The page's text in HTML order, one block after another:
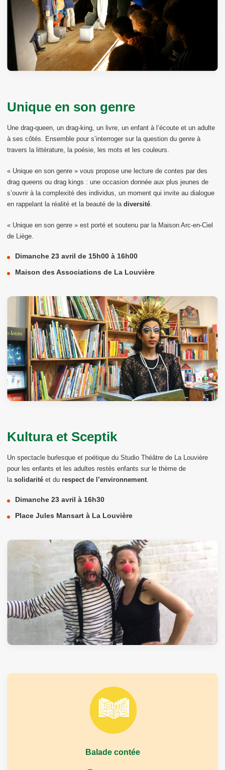
Unique en son genre
Une drag-queen, un drag-king, un livre, un enfant à l’écoute et un adulte
à ses côtés. Ensemble pour s’interroger sur la question du genre à
travers la littérature, la poésie, les mots et les couleurs.
« Unique en son genre » vous propose une lecture de contes par des
drag queens ou drag kings : une occasion donnée aux plus jeunes de
s’ouvrir à la complexité des individus, un moment qui invite au dialogue
en rappelant la réalité et la beauté de ladiversité
« Unique en son genre » est porté et soutenu par la Maison Arc-en-Ciel
de Liège.
Dimanche 23 avril de 15h00 à 16h00
Maison des Associations de La Louvière
Kultura et Sceptik
Un spectacle burlesque et poétique du Studio Théâtre de La Louvière
pour les enfants et les adultes restés enfants sur le thème de
lasolidarité et du respect de l’environnement.
Dimanche 23 avril à 16h30
Place Jules Mansart à La Louvière
Balade contée